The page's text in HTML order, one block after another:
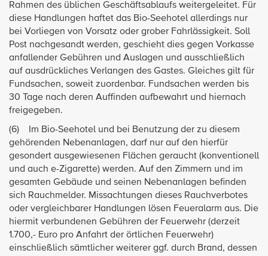
Rahmen des üblichen Geschäftsablaufs weitergeleitet. Für
diese Handlungen haftet das Bio-Seehotel allerdings nur
bei Vorliegen von Vorsatz oder grober Fahrlässigkeit. Soll
Post nachgesandt werden, geschieht dies gegen Vorkasse
anfallender Gebühren und Auslagen und ausschließlich
auf ausdrückliches Verlangen des Gastes. Gleiches gilt für
Fundsachen, soweit zuordenbar. Fundsachen werden bis
30 Tage nach deren Auffinden aufbewahrt und hiernach
freigegeben.
(6) Im Bio-Seehotel und bei Benutzung der zu diesem
gehörenden Nebenanlagen, darf nur auf den hierfür
gesondert ausgewiesenen Flächen geraucht (konventionell
und auch e-Zigarette) werden. Auf den Zimmern und im
gesamten Gebäude und seinen Nebenanlagen befinden
sich Rauchmelder. Missachtungen dieses Rauchverbotes
oder vergleichbarer Handlungen lösen Feueralarm aus. Die
hiermit verbundenen Gebühren der Feuerwehr (derzeit
1.700,- Euro pro Anfahrt der örtlichen Feuerwehr)
einschließlich sämtlicher weiterer ggf. durch Brand, dessen